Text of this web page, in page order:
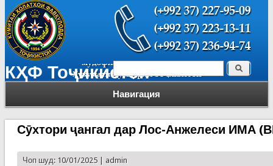
КҲФ Тоҷикистон
Навигация
Форма поиска Поиск
Сӯхтори ҷангал дар Лос-Анжелеси ИМА
Чоп шуд: 10/01/2025 | admin